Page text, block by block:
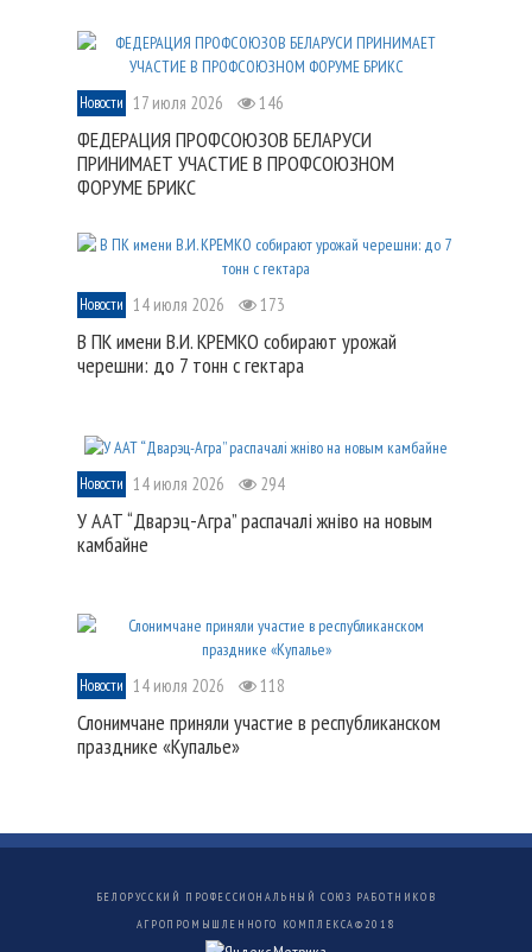
Новости 17 июля 2026 146
ФЕДЕРАЦИЯ ПРОФСОЮЗОВ БЕЛАРУСИ
ПРИНИМАЕТ УЧАСТИЕ В ПРОФСОЮЗНОМ
ФОРУМЕ БРИКС
Новости 14 июля 2026 173
В ПК имени В.И. КРЕМКО собирают урожай
черешни: до 7 тонн с гектара
Новости 14 июля 2026 294
У ААТ “Дварэц-Агра” распачалі жніво на новым
камбайне
Новости 14 июля 2026 118
Слонимчане приняли участие в республиканском
празднике «Купалье»
БЕЛОРУССКИЙ ПРОФЕССИОНАЛЬНЫЙ СОЮЗ РАБОТНИКОВ
АГРОПРОМЫШЛЕННОГО КОМПЛЕКСА© 2018